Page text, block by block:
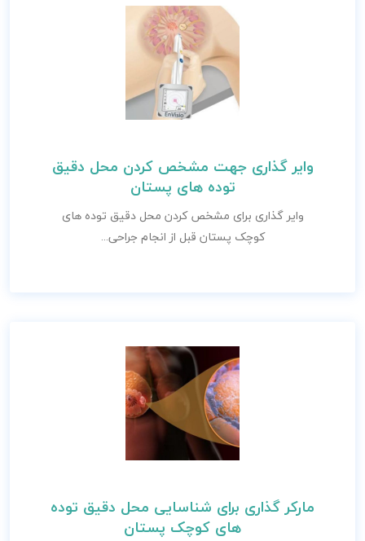
وایر گذاری جهت مشخص کردن محل دقیق
توده های پستان
وایر گذاری برای مشخص کردن محل دقیق توده های
کوچک پستان قبل از انجام جراحی...
مارکر گذاری برای شناسایی محل دقیق توده
های کوچک پستان